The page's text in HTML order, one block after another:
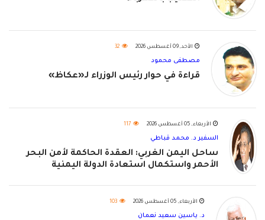
الأحد, 09 أغسطس 2026 32
مصطفى محمود
قراءة في حوار رئيس الوزراء لـ«عكاظ»
الأربعاء, 05 أغسطس 2026 117
السفير د. محمد قباطي
ساحل اليمن الغربي: العقدة الحاكمة لأمن البحر
الأحمر واستكمال استعادة الدولة اليمنية
الأربعاء, 05 أغسطس 2026 103
د. ياسين سعيد نعمان